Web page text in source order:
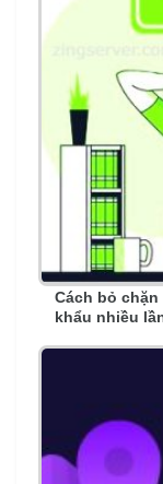
Cách bỏ chặn
khẩu nhiều